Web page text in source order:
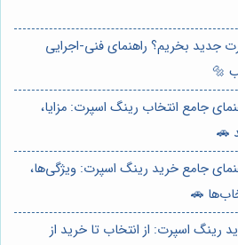
جدید بخریم؟ راهنمای فنی-اجرایی
🔩
جامع انتخاب رینگ اسپرت: مزایا،
🚗
جامع خرید رینگ اسپرت: ویژگی‌ها،
🚗
رینگ اسپرت: از انتخاب تا خرید از